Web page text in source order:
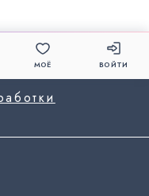
МОЁ ВОЙТИ